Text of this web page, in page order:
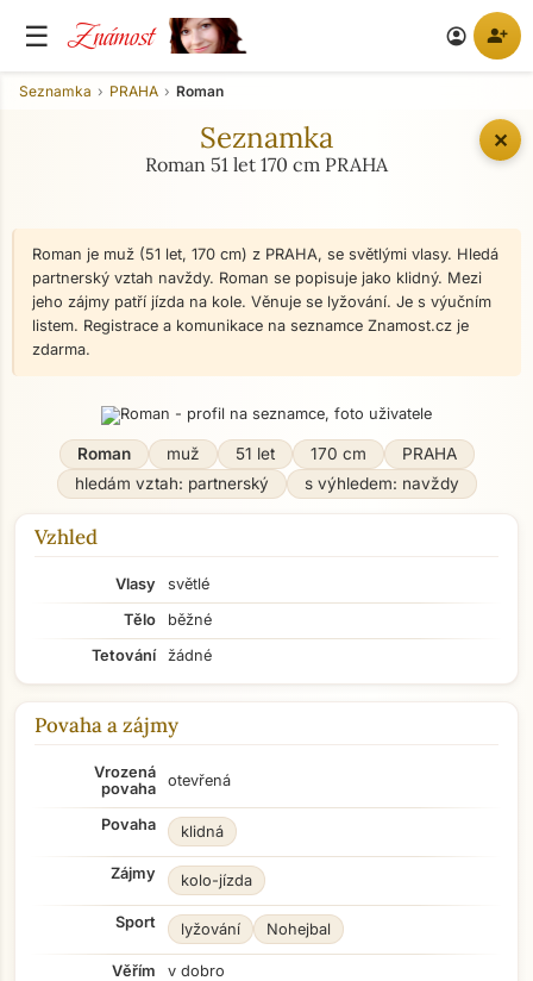
☰ Známost account_circle person_add
✕
Seznamka PRAHA Roman
Seznamka
Roman 51 let 170 cm PRAHA
Roman je muž (51 let, 170 cm) z PRAHA, se světlými vlasy. Hledá
partnerský vztah navždy. Roman se popisuje jako klidný. Mezi
jeho zájmy patří jízda na kole. Věnuje se lyžování. Je s výučním
listem. Registrace a komunikace na seznamce Znamost.cz je
zdarma.
Roman muž 51 let 170 cm
PRAHA
hledám vztah: partnerský
s výhledem: navždy
Vzhled
Vlasy
světlé
Tělo
běžné
Tetování
žádné
Povaha a zájmy
Vrozená
povaha
otevřená
Povaha klidná
Zájmy kolo-jízda
Sport lyžování Nohejbal
Věřím
v dobro